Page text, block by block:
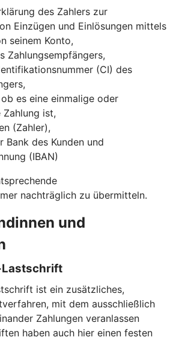
des Zahlers zur
Einzügen und Einlösungen mittels
seinem Konto,
Zahlungsempfängers,
(CI) des
es eine einmalige oder
ist,
(Zahler),
Bank des Kunden und
(IBAN)
nachträglich zu übermitteln.
und
Lastschrift
ist ein zusätzliches,
mit dem ausschließlich
Zahlungen veranlassen
haben auch hier einen festen